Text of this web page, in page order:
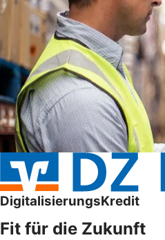
DigitalisierungsKredit
Fit für die Zukunft